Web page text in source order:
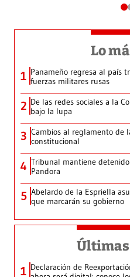
Lo
1 Panameño regresa al país
fuerzas militares rusas
2 De las redes sociales a la
bajo la lupa
3 Cambios al reglamento de
constitucional
4 Tribunal mantiene
Pandora
5 Abelardo de la Espriella
que marcarán su gobierno
1 Declaración de